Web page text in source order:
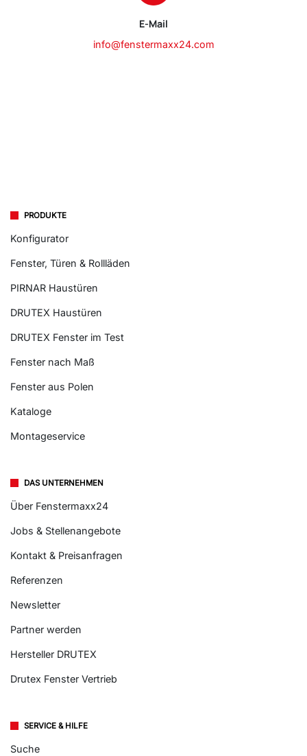
E-Mail
info@fenstermaxx24.com
PRODUKTE
Konfigurator
Fenster, Türen & Rollläden
PIRNAR Haustüren
DRUTEX Haustüren
DRUTEX Fenster im Test
Fenster nach Maß
Fenster aus Polen
Kataloge
Montageservice
DAS UNTERNEHMEN
Über Fenstermaxx24
Jobs & Stellenangebote
Kontakt & Preisanfragen
Referenzen
Newsletter
Partner werden
Hersteller DRUTEX
Drutex Fenster Vertrieb
SERVICE & HILFE
Suche